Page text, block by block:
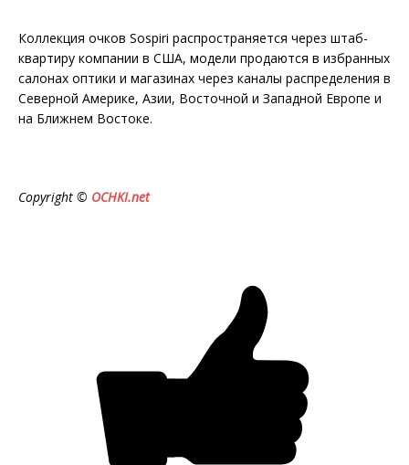
Коллекция очков Sospiri распространяется через штаб-
квартиру компании в США, модели продаются в избранных
салонах оптики и магазинах через каналы распределения в
Северной Америке, Азии, Восточной и Западной Европе и
на Ближнем Востоке.
Copyright © OCHKI.net